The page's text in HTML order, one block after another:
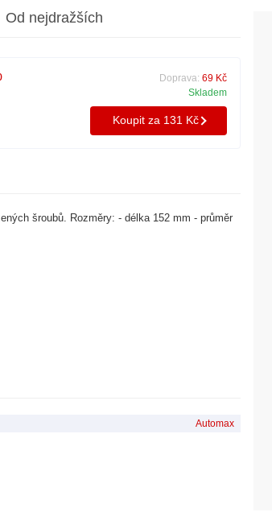
Od nejdražších
Doprava: 69 Kč
Skladem
Koupit za 131 Kč
šroubů. Rozměry: - délka 152 mm - průměr
Automax